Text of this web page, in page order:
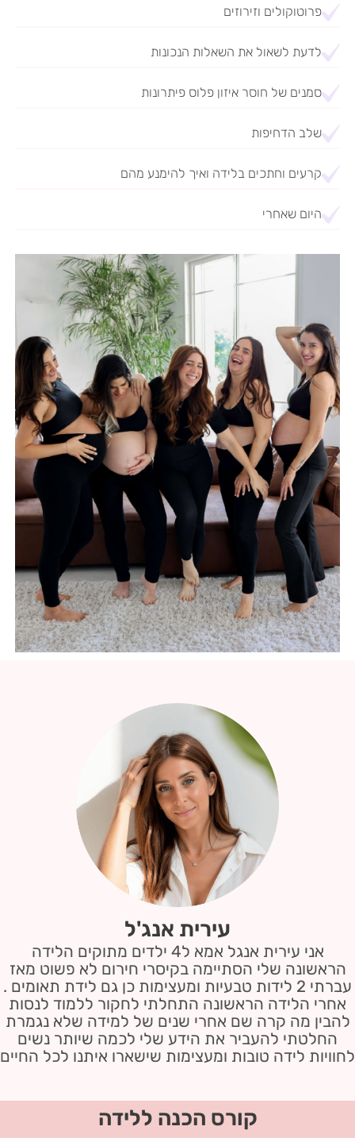
פרוטוקולים וזירוזים
לדעת לשאול את השאלות הנכונות
סמנים של חוסר איזון פלוס פיתרונות
שלב הדחיפות
קרעים וחתכים בלידה ואיך להימנע מהם
היום שאחרי
עירית אנג'ל
אני עירית אנגל אמא ל4 ילדים מתוקים הלידה
הראשונה שלי הסתיימה בקיסרי חירום לא פשוט מאז
עברתי 2 לידות טבעיות ומעצימות כן גם לידת תאומים .
אחרי הלידה הראשונה התחלתי לחקור ללמוד לנסות
להבין מה קרה שם אחרי שנים של למידה שלא נגמרת
החלטתי להעביר את הידע שלי לכמה שיותר נשים
לחוויות לידה טובות ומעצימות שישארו איתנו לכל החיים
קורס הכנה ללידה